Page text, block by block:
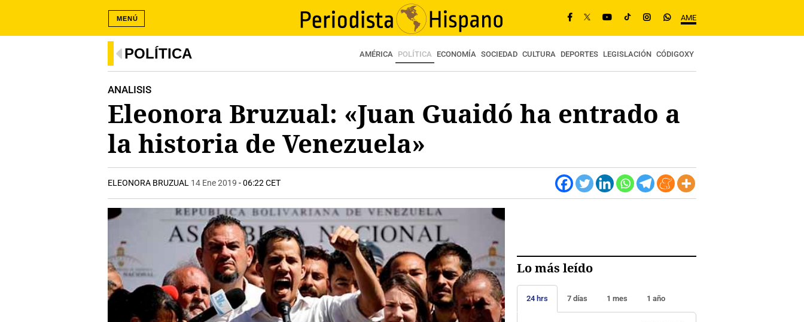
AME
MENÚ
POLÍTICA AMÉRICA POLÍTICA ECONOMÍA SOCIEDAD CULTURA DEPORTES LEGISLACIÓN CÓDIGOXY
ANALISIS
Eleonora Bruzual: «Juan Guaidó ha entrado a
la historia de Venezuela»
ELEONORA BRUZUAL 14 Ene 2019 - 06:22 CET
Lo más leído
24 hrs 7 días 1 mes 1 año